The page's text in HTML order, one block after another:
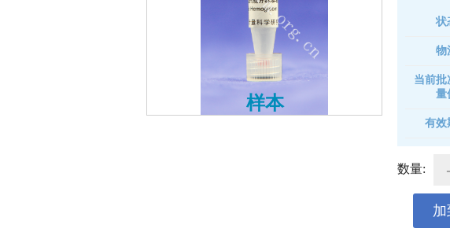
样本
状
物
当前批
量
有效
数量: